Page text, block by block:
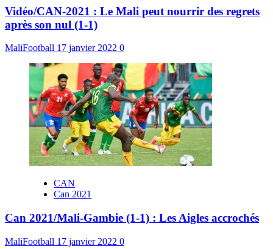
Vidéo/CAN-2021 : Le Mali peut nourrir des regrets
après son nul (1-1)
MaliFootball 17 janvier 2022 0
CAN
Can 2021
Can 2021/Mali-Gambie (1-1) : Les Aigles accrochés
MaliFootball 17 janvier 2022 0